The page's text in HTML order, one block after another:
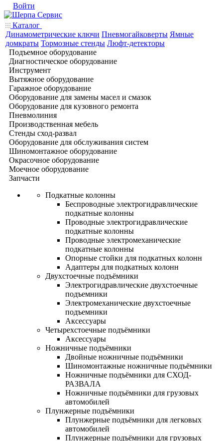
Войти
Каталог
Динамометрические ключи Пневмогайковерты Ямные
домкраты Тормозные стенды Люфт-детекторы
Подъемное оборудование
Диагностическое оборудование
Инструмент
Вытяжное оборудование
Гаражное оборудование
Оборудование для замены масел и смазок
Оборудование для кузовного ремонта
Пневмолиния
Производственная мебель
Стенды сход-развал
Оборудование для обслуживания систем
Шиномонтажное оборудование
Окрасочное оборудование
Моечное оборудование
Запчасти
Подкатные колонны
Беспроводные электрогидравлические
подкатные колонны
Проводные электрогидравлические
подкатные колонны
Проводные электромеханические
подкатные колонны
Опорные стойки для подкатных колонн
Адаптеры для подкатных колонн
Двухстоечные подъёмники
Электрогидравлические двухстоечные
подъемники
Электромеханические двухстоечные
подъемники
Аксессуары
Четырехстоечные подъёмники
Аксессуары
Ножничные подъёмники
Двойные ножничные подъёмники
Шиномонтажные ножничные подъёмники
Ножничные подъёмники для СХОД-
РАЗВАЛА
Ножничные подъёмники для грузовых
автомобилей
Плунжерные подъёмники
Плунжерные подъёмники для легковых
автомобилей
Плунжерные подъёмники для грузовых